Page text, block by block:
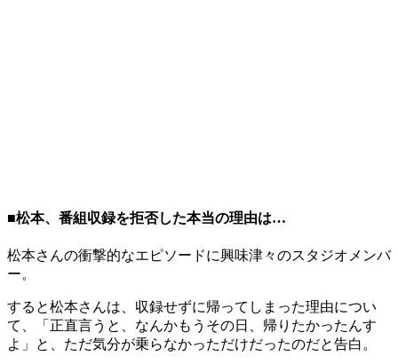
■松本、番組収録を拒否した本当の理由は…
松本さんの衝撃的なエピソードに興味津々のスタジオメンバ
ー。
すると松本さんは、収録せずに帰ってしまった理由につい
て、「正直言うと、なんかもうその日、帰りたかったんす
よ」と、ただ気分が乗らなかっただけだったのだと告白。